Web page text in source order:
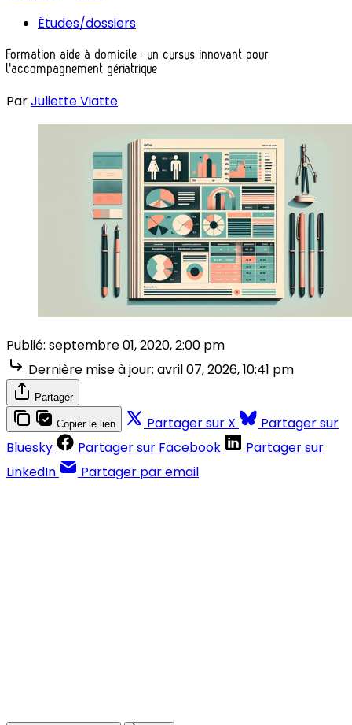
Études/dossiers
Formation aide à domicile : un cursus innovant pour
l'accompagnement gériatrique
ParJuliette Viatte
Publié: septembre 01, 2020, 2:00 pm
Dernière mise à jour: avril 07, 2026, 10:41 pm
Partager
Copier le lien Partager sur X
Partager sur
Bluesky
Partager sur Facebook
Partager sur
LinkedIn
Partager par email